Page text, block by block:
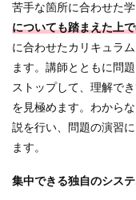
苦手な箇所に合わせた
についても踏まえた上
に合わせたカリキュラ
ます。講師とともに問
ストップして、理解で
を見極めます。わから
説を行い、問題の演習
ます。
集中できる独自のシス